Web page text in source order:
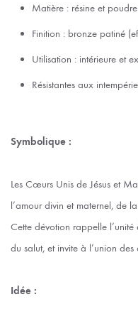
Matière : résine et
Finition : bronze patiné
Utilisation : intérieure et
Résistantes aux
Symbolique :
Les Cœurs Unis de Jésus et
l’amour divin et maternel, de
Cette dévotion rappelle
du salut, et invite à l’union
Idée :